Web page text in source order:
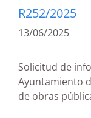
R252/2025
13/06/2025
Solicitud de
Ayuntamiento
de obras